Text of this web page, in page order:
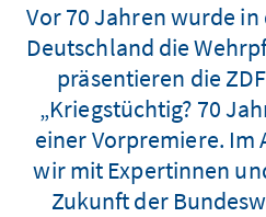
Vor 70 Jahren wurde
Deutschland die
präsentieren die
„Kriegstüchtig? 70
einer Vorpremiere. Im
wir mit Expertinnen
Zukunft der